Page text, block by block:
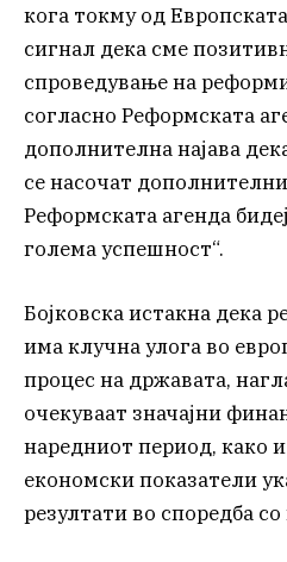
кога токму од
сигнал дека сме
спроведување на
согласно Реформската
дополнителна најава
се насочат
Реформската агенда
голема успешност“.
Бојковска истакна дека
има клучна улога во
процес на државата,
очекуваат значајни
наредниот период, како
економски показатели
резултати во споредба